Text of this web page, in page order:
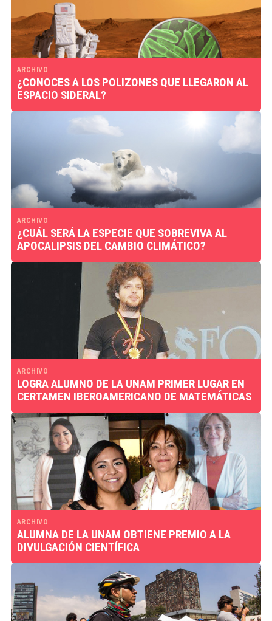
ARCHIVO
¿CONOCES A LOS POLIZONES QUE LLEGARON AL
ESPACIO SIDERAL?
ARCHIVO
¿CUÁL SERÁ LA ESPECIE QUE SOBREVIVA AL
APOCALIPSIS DEL CAMBIO CLIMÁTICO?
ARCHIVO
LOGRA ALUMNO DE LA UNAM PRIMER LUGAR EN
CERTAMEN IBEROAMERICANO DE MATEMÁTICAS
ARCHIVO
ALUMNA DE LA UNAM OBTIENE PREMIO A LA
DIVULGACIÓN CIENTÍFICA